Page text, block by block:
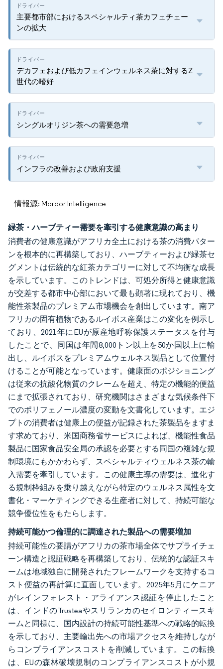
主要都市部におけるスペシャルティ茶カフェチェー
ンの拡大
デカフェおよび低カフェインウェルネス茶に対するZ
世代の嗜好
シングルオリジン茶への需要急増
インフラの改善および政府支援
情報源: Mordor Intelligence
緑茶・ハーブティー需要を牽引する健康意識の高まり
消費者の健康意識がアフリカ全土における茶の消費パター
ンを根本的に再構築しており、ハーブティーおよび緑茶セ
グメントは伝統的な紅茶カテゴリーに対して不均衡な成長
を示しています。このトレンドは、可処分所得と健康意識
が交差する都市中心部において最も顕著に現れており、機
能性茶製品のプレミアム市場機会を創出しています。南ア
フリカの固有植物であるルイボス産業はこの変化を例示し
ており、2021年にEUが原産地呼称保護ステータスを付与
したことで、同国は年間8,000トン以上を50か国以上に輸
出し、ルイボスをプレミアムウェルネス製品として位置付
けることが可能となっています。健康面のポジショニング
は従来の抗酸化物質のクレームを超え、特定の機能的便益
にまで拡張されており、研究機関はさまざまな気候条件下
でのポリフェノール濃度の変動を文書化しています。エジ
プトの消費者は健康上の便益が記録された茶製品をますま
す求めており、米国商務省サービスによれば、機能性食品
製品に国家食品安全局の承認を必要とする同国の複雑な規
制環境にもかかわらず、スペシャルティウェルネス茶の輸
入需要を牽引しています。この健康主導の需要は、進化す
る規制枠組みを乗り越えながら特定のウェルネス属性を文
書化・マーケティングできる生産者に対して、持続可能な
競争優位性をもたらします。
持続可能かつ倫理的に調達された製品への需要増加
持続可能性の要請がアフリカの茶市場全体でサプライチェ
ーン構造と認証戦略を再構築しており、伝統的な認証スキ
ームは地域独自に開発されたフレームワークを支持するコ
スト便益の再計算に直面しています。2025年5月にケニア
がレインフォレスト・アライアンス認証を停止したこと
は、インドのTrusteaやスリランカのセイロンティースキ
ームと同様に、国内設計の持続可能性基準への戦略的転換
を示しており、主要輸出先への市場アクセスを維持しなが
らコンプライアンスコストを削減しています。この転換
は、EUの森林破壊規制のコンプライアンスコストが小規